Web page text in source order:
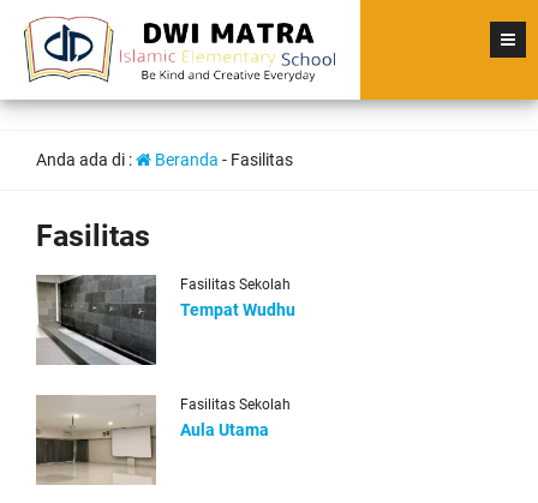
Anda ada di : Beranda - Fasilitas
Fasilitas
Fasilitas Sekolah
Tempat Wudhu
Fasilitas Sekolah
Aula Utama